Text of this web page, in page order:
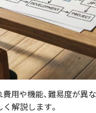
用や機能、難易度が異
解説します。